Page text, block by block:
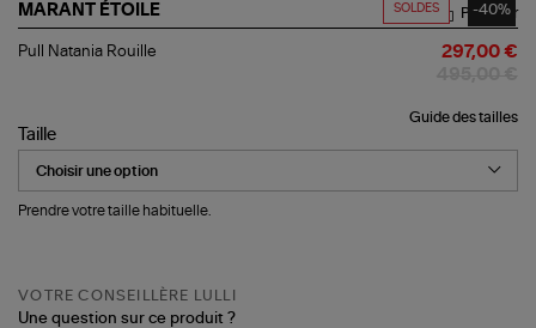
SOLDES -40%
MARANT ÉTOILE
Pull
Partager
Pull Natania Rouille 297,00 €
Guide des tailles
Taille
Prendre votre taille habituelle.
VOTRE CONSEILLÈRE LULLI
Une question sur ce produit ?